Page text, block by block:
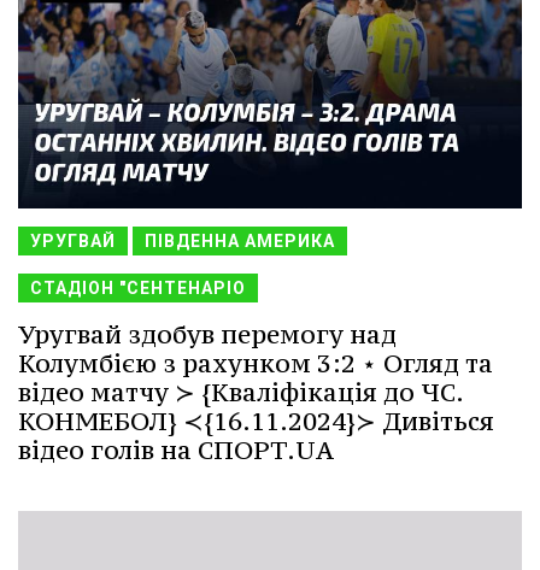
УРУГВАЙ ПІВДЕННА АМЕРИКА
СТАДІОН "СЕНТЕНАРІО
Уругвай здобув перемогу над
Колумбією з рахунком 3:2 ⋆ Огляд та
відео матчу ≻ {Кваліфікація до ЧС.
КОНМЕБОЛ} ≺{16.11.2024}≻ Дивіться
відео голів на СПОРТ.UA